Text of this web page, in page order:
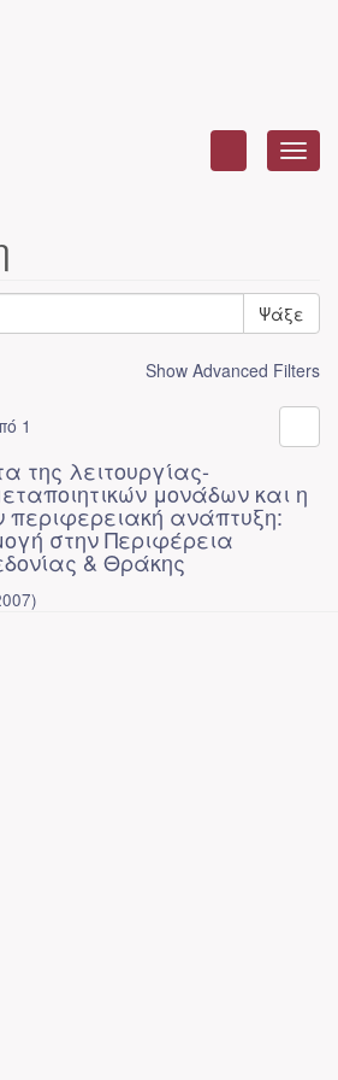
Ψάξε
Show Advanced Filters
1
της λειτουργίας-
μονάδων και η
περιφερειακή ανάπτυξη:
στην Περιφέρεια
& Θράκης
)